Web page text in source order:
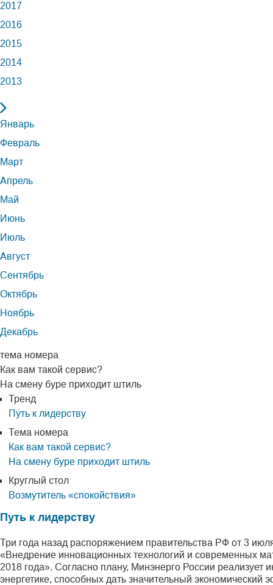
2017
2016
2015
2014
2013
Январь
Февраль
Март
Апрель
Май
Июнь
Июль
Август
Сентябрь
Октябрь
Ноябрь
Декабрь
тема номера
Как вам такой сервис?
На смену буре приходит штиль
Тренд
Путь к лидерству
Тема номера
Как вам такой сервис?
На смену буре приходит штиль
Круглый стол
Возмутитель «спокойствия»
Путь к лидерству
Три года назад распоряжением правительства РФ от 3
«Внедрение инновационных технологий и современных
2018 года». Согласно плану, Минэнерго России
энергетике, способных дать значительный экономический